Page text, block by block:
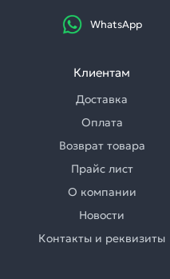
WhatsApp
Клиентам
Доставка
Оплата
Возврат товара
Прайс лист
О компании
Новости
Контакты и реквизиты